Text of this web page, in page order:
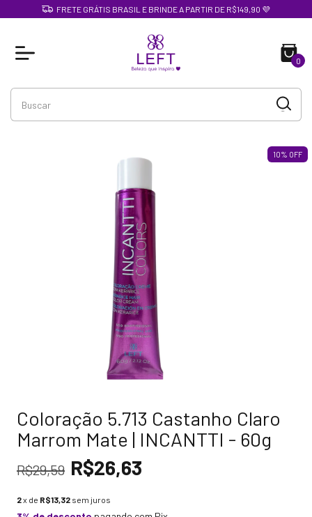
FRETE GRÁTIS BRASIL E BRINDE A PARTIR DE R$149,90 💜
0
10% OFF
Coloração 5.713 Castanho Claro
Marrom Mate | INCANTTI - 60g
R$29,59 R$26,63
2x de R$13,32 sem juros